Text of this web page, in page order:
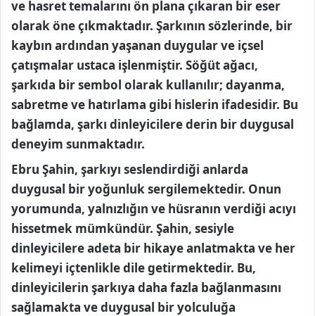
ve hasret temalarını ön plana çıkaran bir eser
olarak öne çıkmaktadır. Şarkının sözlerinde, bir
kaybın ardından yaşanan duygular ve içsel
çatışmalar ustaca işlenmiştir. Söğüt ağacı,
şarkıda bir sembol olarak kullanılır; dayanma,
sabretme ve hatırlama gibi hislerin ifadesidir. Bu
bağlamda, şarkı dinleyicilere derin bir duygusal
deneyim sunmaktadır.
Ebru Şahin, şarkıyı seslendirdiği anlarda
duygusal bir yoğunluk sergilemektedir. Onun
yorumunda, yalnızlığın ve hüsranın verdiği acıyı
hissetmek mümkündür. Şahin, sesiyle
dinleyicilere adeta bir hikaye anlatmakta ve her
kelimeyi içtenlikle dile getirmektedir. Bu,
dinleyicilerin şarkıya daha fazla bağlanmasını
sağlamakta ve duygusal bir yolculuğa